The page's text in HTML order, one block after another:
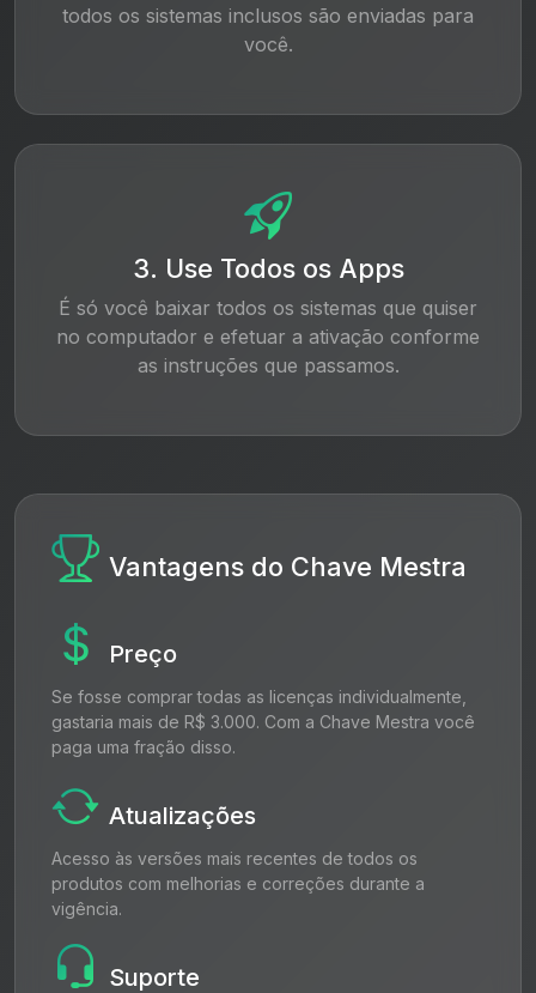
todos os sistemas inclusos são enviadas para
você.
3. Use Todos os Apps
É só você baixar todos os sistemas que quiser
no computador e efetuar a ativação conforme
as instruções que passamos.
Vantagens do Chave Mestra
Preço
Se fosse comprar todas as licenças individualmente,
gastaria mais de R$ 3.000. Com a Chave Mestra você
paga uma fração disso.
Atualizações
Acesso às versões mais recentes de todos os
produtos com melhorias e correções durante a
vigência.
Suporte